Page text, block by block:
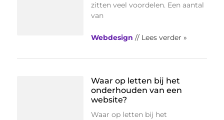
zitten veel voordelen. Een aantal
van
Webdesign // Lees verder »
Waar op letten bij het
onderhouden van een
website?
Waar op letten bij het